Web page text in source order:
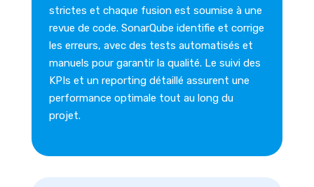
strictes et chaque fusion est soumise à une
revue de code. SonarQube identifie et corrige
les erreurs, avec des tests automatisés et
manuels pour garantir la qualité. Le suivi des
KPIs et un reporting détaillé assurent une
performance optimale tout au long du
projet.